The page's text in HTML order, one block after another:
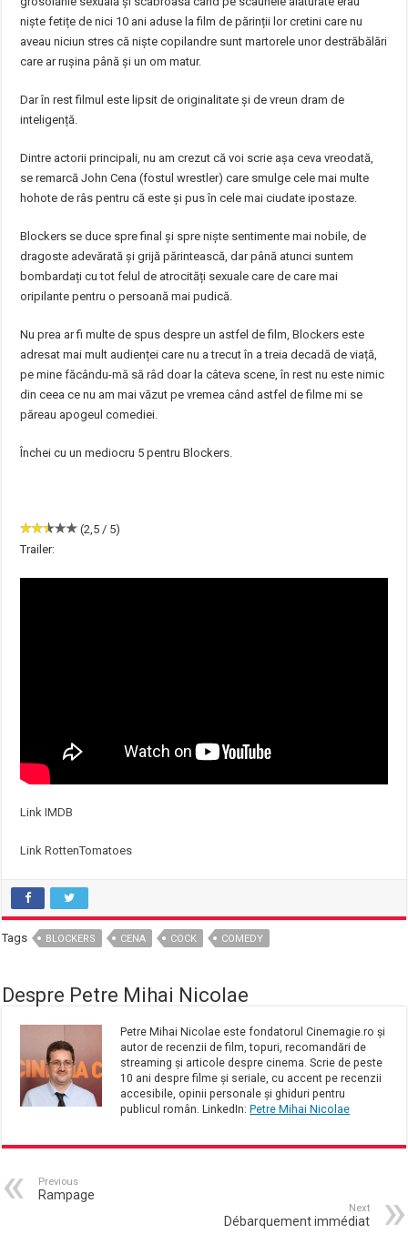
niște fetițe de nici 10 ani aduse la film de părinții lor cretini care nu
aveau niciun stres că niște copilandre sunt martorele unor destrăbălări
care ar rușina până și un om matur.
Dar în rest filmul este lipsit de originalitate și de vreun dram de
inteligență.
Dintre actorii principali, nu am crezut că voi scrie așa ceva vreodată,
se remarcă John Cena (fostul wrestler) care smulge cele mai multe
hohote de râs pentru că este și pus în cele mai ciudate ipostaze.
Blockers se duce spre final și spre niște sentimente mai nobile, de
dragoste adevărată și grijă părintească, dar până atunci suntem
bombardați cu tot felul de atrocități sexuale care de care mai
oripilante pentru o persoană mai pudică.
Nu prea ar fi multe de spus despre un astfel de film, Blockers este
adresat mai mult audienței care nu a trecut în a treia decadă de viață,
pe mine făcându-mă să râd doar la câteva scene, în rest nu este nimic
din ceea ce nu am mai văzut pe vremea când astfel de filme mi se
păreau apogeul comediei.
Închei cu un mediocru 5 pentru Blockers.
(2,5 / 5)
Trailer:
Link IMDB
Link RottenTomatoes
Tags BLOCKERS CENA COCK COMEDY
Despre Petre Mihai Nicolae
Petre Mihai Nicolae este fondatorul Cinemagie.ro și
autor de recenzii de film, topuri, recomandări de
streaming și articole despre cinema. Scrie de peste
10 ani despre filme și seriale, cu accent pe recenzii
accesibile, opinii personale și ghiduri pentru
publicul român. LinkedIn: Petre Mihai Nicolae
Previous
Rampage
Next
Débarquement immédiat